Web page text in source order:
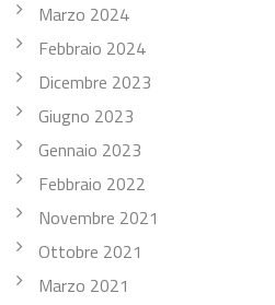
Marzo 2024
Febbraio 2024
Dicembre 2023
Giugno 2023
Gennaio 2023
Febbraio 2022
Novembre 2021
Ottobre 2021
Marzo 2021